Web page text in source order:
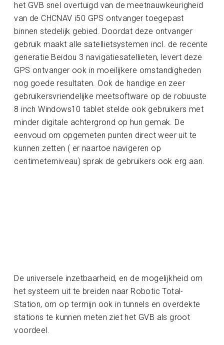
het GVB snel overtuigd van de meetnauwkeurigheid
van de CHCNAV i50 GPS ontvanger toegepast
binnen stedelijk gebied. Doordat deze ontvanger
gebruik maakt alle satellietsystemen incl. de recente
generatie Beidou 3 navigatiesatellieten, levert deze
GPS ontvanger ook in moeilijkere omstandigheden
nog goede resultaten. Ook de handige en zeer
gebruikersvriendelijke meetsoftware op de robuuste
8 inch Windows10 tablet stelde ook gebruikers met
minder digitale achtergrond op hun gemak. De
eenvoud om opgemeten punten direct weer uit te
kunnen zetten ( er naartoe navigeren op
centimeterniveau) sprak de gebruikers ook erg aan.
De universele inzetbaarheid, en de mogelijkheid om
het systeem uit te breiden naar Robotic Total-
Station, om op termijn ook in tunnels en overdekte
stations te kunnen meten ziet het GVB als groot
voordeel.